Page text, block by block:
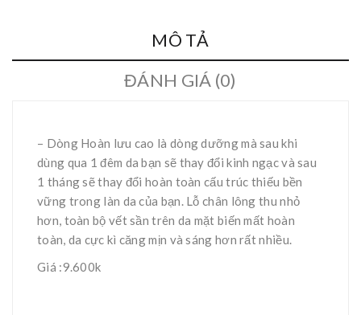
MÔ TẢ
ĐÁNH GIÁ (0)
– Dòng Hoàn lưu cao là dòng dưỡng mà sau khi
dùng qua 1 đêm da bạn sẽ thay đổi kinh ngạc và sau
1 tháng sẽ thay đổi hoàn toàn cấu trúc thiếu bền
vững trong làn da của bạn. Lỗ chân lông thu nhỏ
hơn, toàn bộ vết sần trên da mặt biến mất hoàn
toàn, da cực kì căng mịn và sáng hơn rất nhiều.
Giá :9.600k